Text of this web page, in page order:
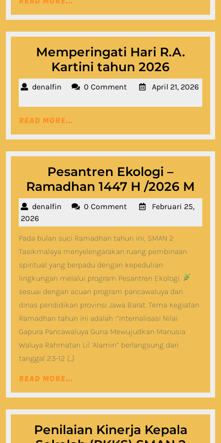
2026
Memperingati Hari R.A.
Kartini tahun 2026
Hari
Kartini
2026
denalfin denalfin0 Comment
April 21, 2026
21,
2026
READ MORE...
Pesantren Ekologi –
Ramadhan 1447 H /2026 M
denalfin denalfin0 Comment
Februari 25,
2026Februari
25,
2026
Pada bulan suci Ramadhan tahun ini, SMAN 2
Tasikmalaya menyelengarakan ruang pembinaan
spiritual yang berpadu dengan kepedulian
lingkungan melalui program Pesantren Ekologi.
sesuai dengan acuan program pancawaluya dari
dinas pendidikan provinsi Jawa Barat. Tema kegiatan
Ramadhan tahun ini adalah :“Internalisasi Nilai
Gapura Pancawaluya Guna Mewujudkan Manusia
Waluya Rahmatan Lil ‘Alamin” berlangsung dari
tanggal 23-12 […]
READ MORE...
Penilaian Kinerja Kepala